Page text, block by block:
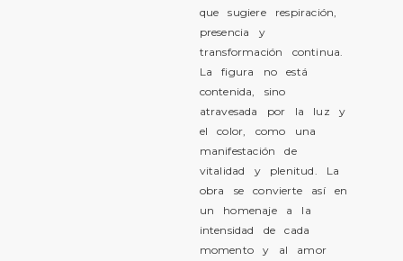
que sugiere respiración,
presencia y
transformación continua.
La figura no está
contenida, sino
atravesada por la luz y
el color, como una
manifestación de
vitalidad y plenitud. La
obra se convierte así en
un homenaje a la
intensidad de cada
momento y al amor